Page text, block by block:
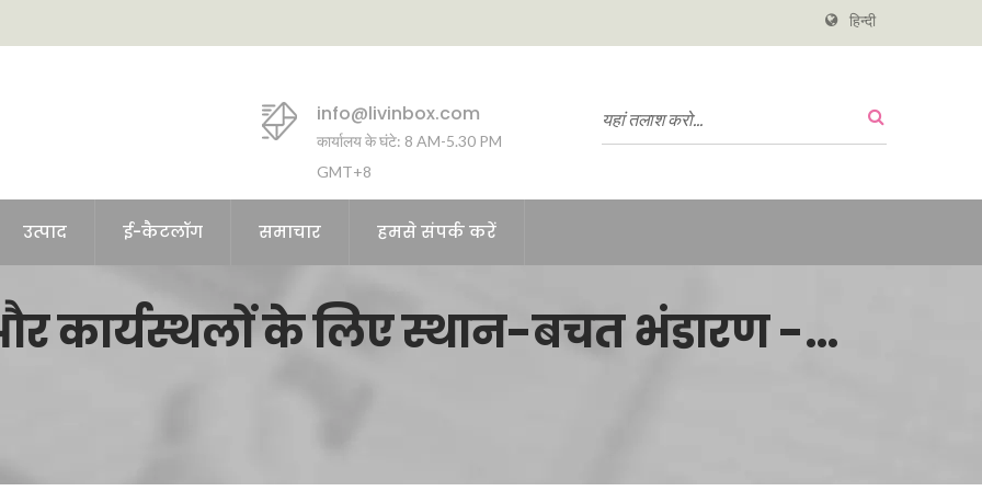
हिन्दी
info@livinbox.com
कार्यालय के घंटे: 8 AM-5.30 PM
GMT+8
उत्पाद ई-कैटलॉग समाचार हमसे संपर्क करें